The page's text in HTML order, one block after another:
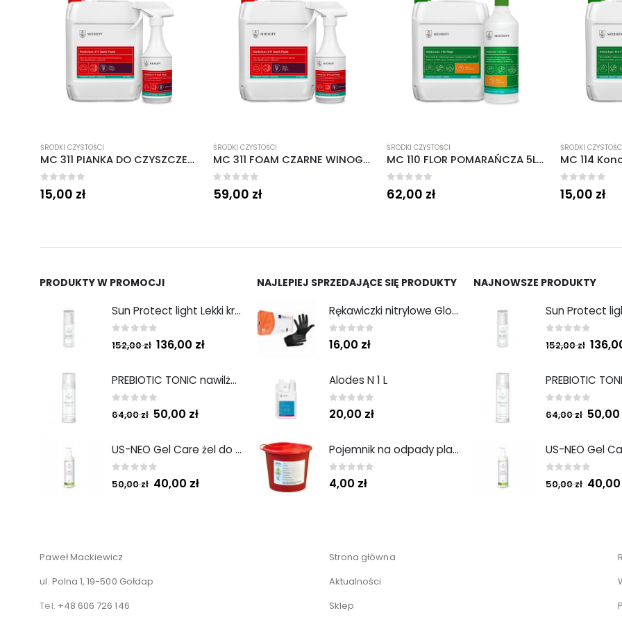
ŚRODKI CZYSTOŚCI
MC 311 FOAM CZARNE WINOGRONA 5L MESDISEP
out of 5
59,00zł
ŚRODKI CZYSTOŚCI
MC 110 FLOR POMARAŃCZA 5L MEDISEP
out of 5
62,00 zł
ŚRODKI CZYSTOŚCI
MC 114 Koncentrat do mycia i konserwacji podłóg OWOCE LEŚNE 1L MEDISEPT
0 out of 5
15,00 zł
ŚRODKI
out of 5
62,00zł
PRODUKTY W PROMOCJI
Sun Protect light Lekki krem ochronny SPF50 50ml
152,00zł 136,00 zł
PREBIOTIC TONIC nawilżający tonik z prebiotykami 200 ml
64,00zł 50,00 zł
US-NEO Gel Care żel do mycia twarzy z kwasem usninowym 200 ml.
50,00zł 40,00 zł
NAJLEPIEJ SPRZEDAJĄCE SIĘ PRODUKTY
Rękawiczki nitrylowe Gloves Nitryle Classic Sensitive Black roz. M 100 szt. Abena
0 out of 5
16,00 zł
Alodes N 1 L
0out of 5
20,00 zł
Pojemnik na odpady plastikowy 1L
0out of 5
4,00 zł
NAJNOWSZE PRODUKTY
152,00zł
64,00zł 50,00
50,00zł 40,00
Paweł Mackiewicz
ul. Polna 1, 19-500 Gołdap
Tel. +48 606 726 146
Strona główna
Aktualności
Sklep